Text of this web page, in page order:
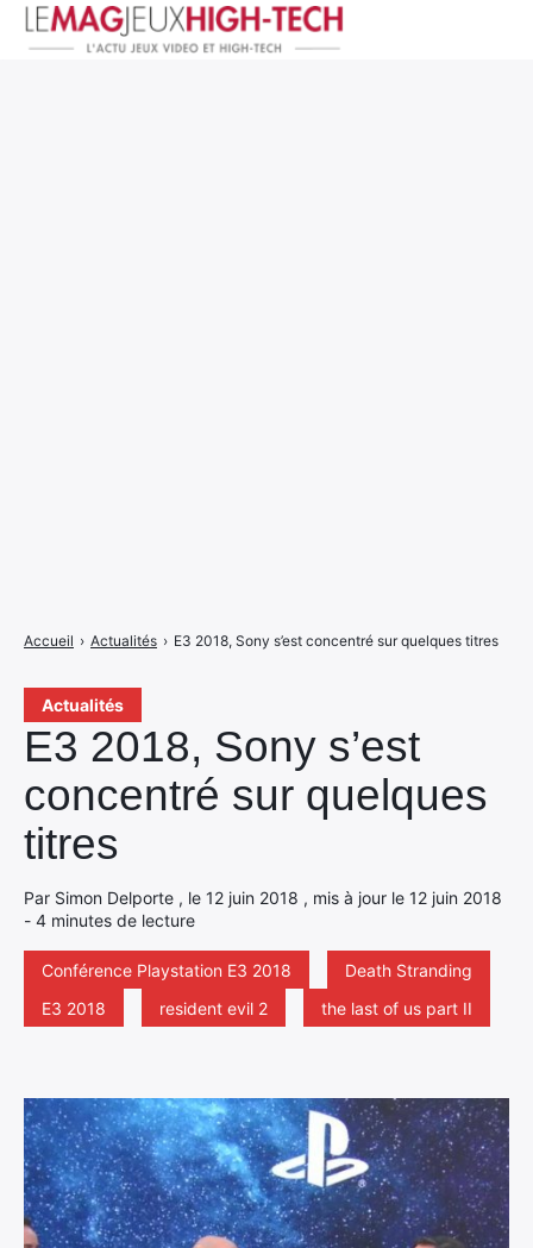
Actualités
E3 2018, Sony s’est
concentré sur quelques
titres
Par Simon Delporte , le 12 juin 2018 , mis à jour le 12 juin 2018
- 4 minutes de lecture
Conférence Playstation E3 2018
Death Stranding
E3 2018
resident evil 2 the last of us part II
Accueil › Actualités › E3 2018, Sony s’est concentré sur quelques titres